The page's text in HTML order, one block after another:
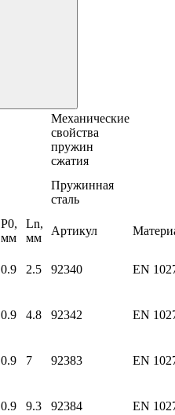
Механические
свойства
пружин
сжатия
Пружинная
сталь
P0,
мм
Ln,
мм
Артикул
0.9 2.5 92340 EN
0.9 4.8 92342 EN
0.9 7 92383 EN
0.9 9.3 92384 EN